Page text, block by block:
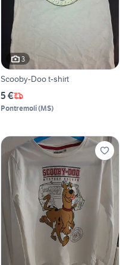
3
Scooby-Doo t-shirt
5 €
Pontremoli(MS)